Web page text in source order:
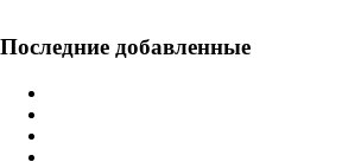
Последние добавленные